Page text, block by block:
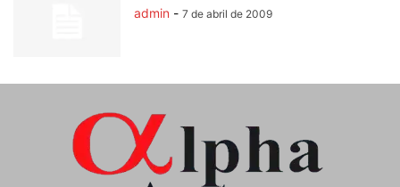
admin - 7 de abril de 2009